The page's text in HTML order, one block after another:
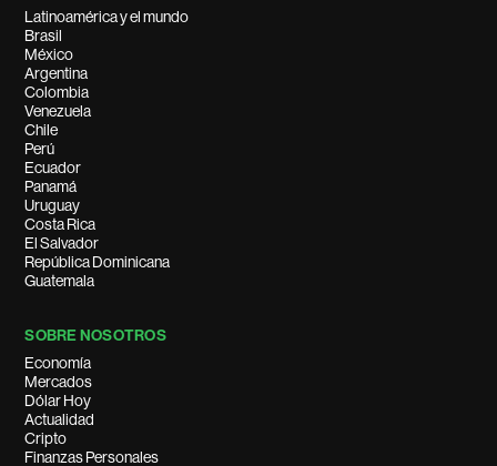
Latinoamérica y el mundo
Brasil
México
Argentina
Colombia
Venezuela
Chile
Perú
Ecuador
Panamá
Uruguay
Costa Rica
El Salvador
República Dominicana
Guatemala
SOBRE NOSOTROS
Economía
Mercados
Dólar Hoy
Actualidad
Cripto
Finanzas Personales